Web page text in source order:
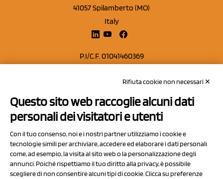
41057 Spilamberto (MO)
Italy
P.I/C.F. 01041460369
Capitale sociale Euro 50.000,00 i.v.
Contatti
Privacy Policy
Cookie Policy
Chi Siamo
Rifiuta cookie non necessari ✕
Questo sito web raccoglie alcuni dati
personali dei visitatori e utenti
Con il tuo consenso, noi e i nostri partner utilizziamo i cookie e
tecnologie simili per archiviare, accedere ed elaborare i dati personali
come, ad esempio, la visita al sito web o la personalizzazione degli
annunci. Poiché rispettiamo il tuo diritto alla privacy, è possibile
scegliere di non consentire alcuni tipi di cookie. Clicca su preferenze